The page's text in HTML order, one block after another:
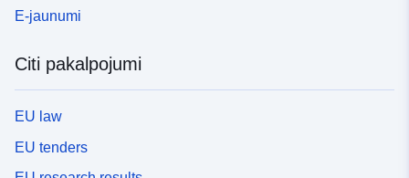
E-jaunumi
Citi pakalpojumi
EU law
EU tenders